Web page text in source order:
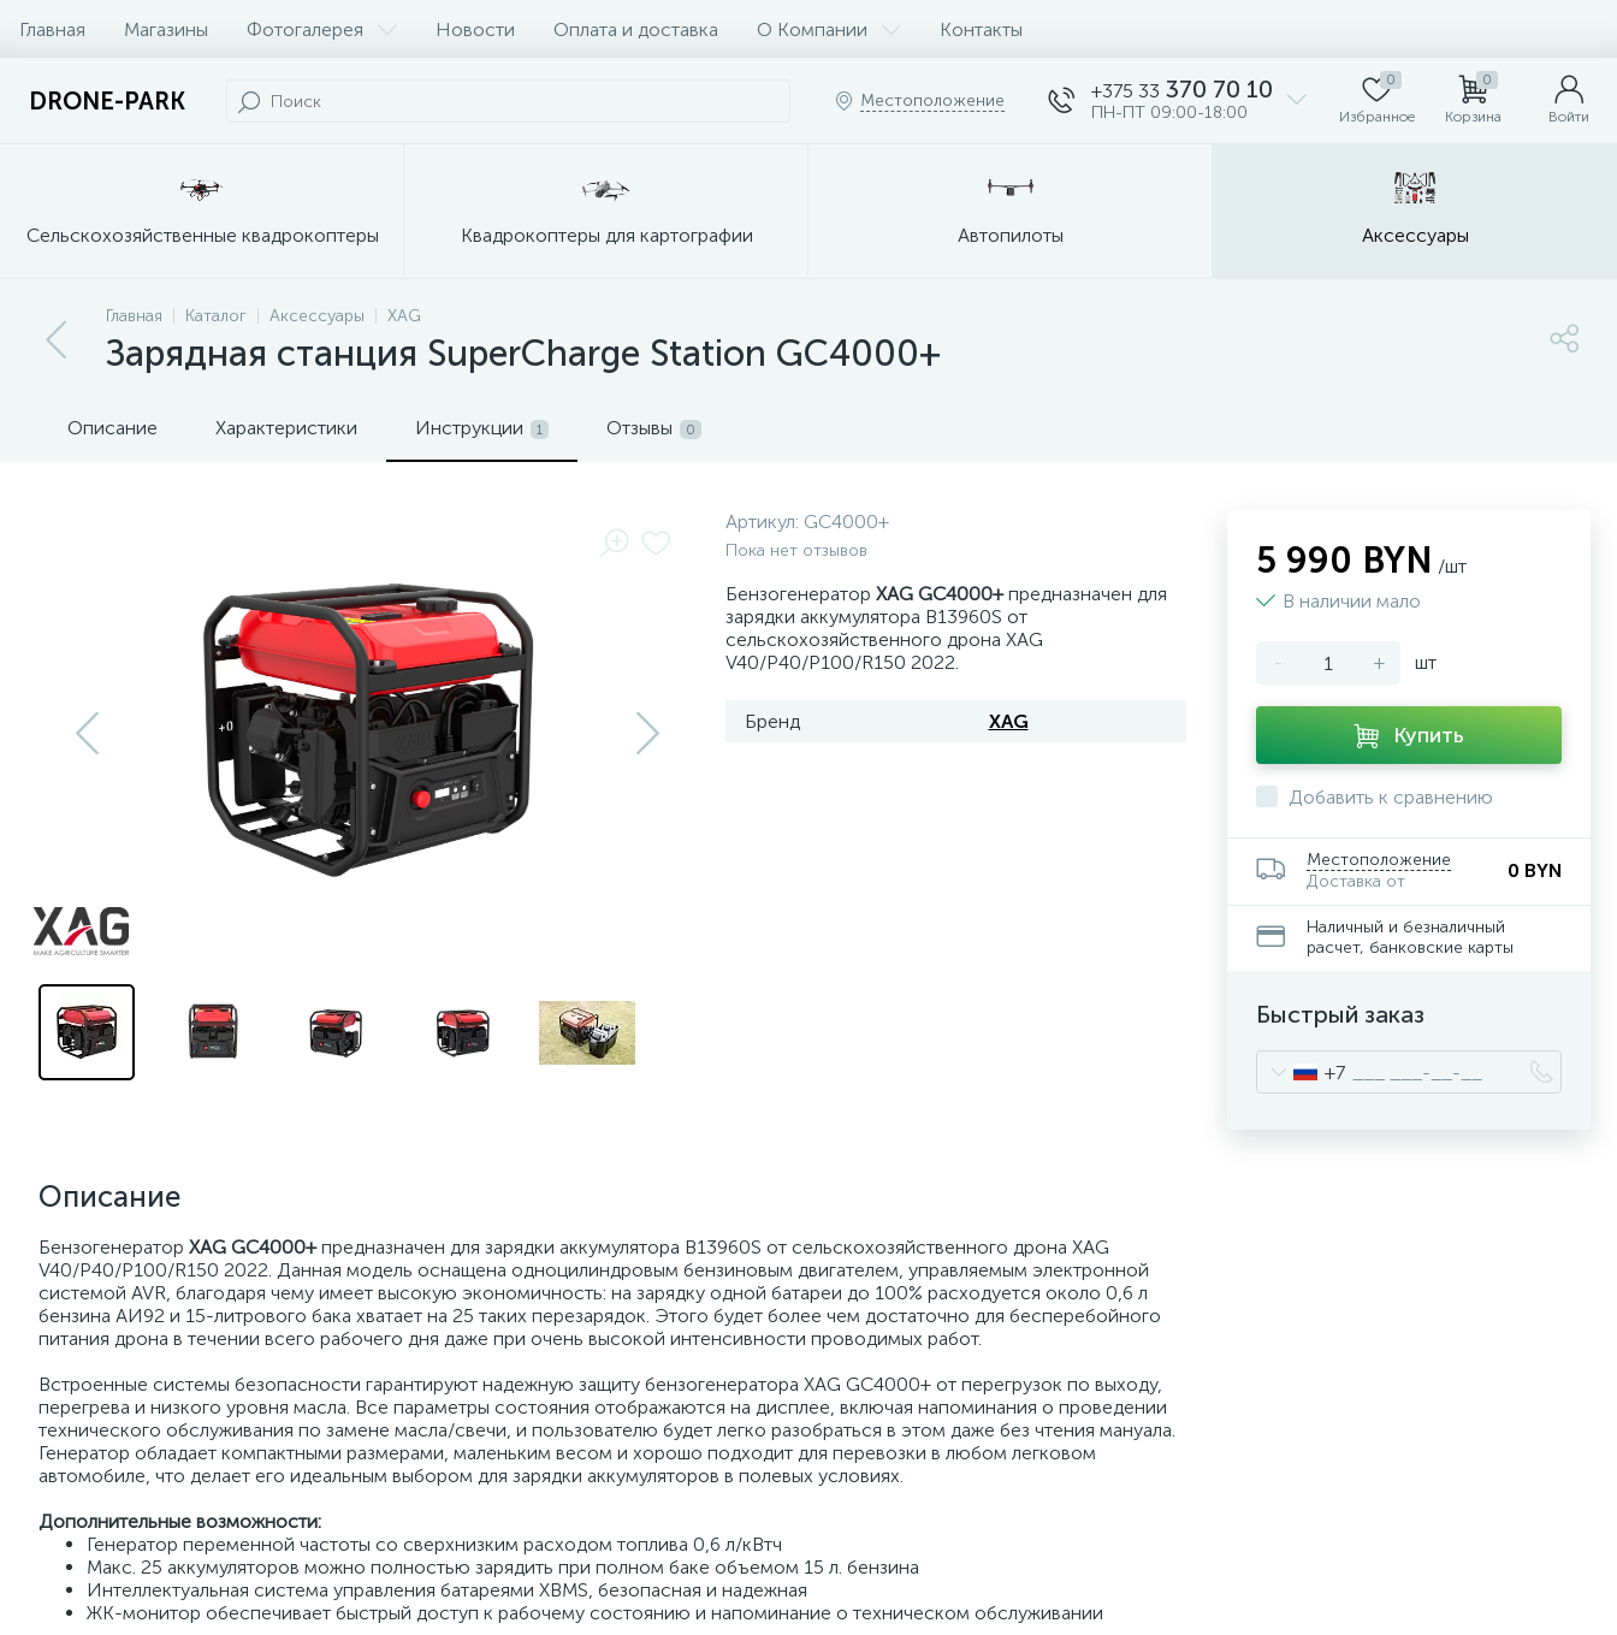
Главная Магазины Фотогалерея Новости Оплата и доставка О Компании Контакты
DRONE-PARK Местоположение +375 33 370 70 10
ПН-ПТ 09:00-18:00
0
Избранное
0
Корзина Войти
Сельскохозяйственные квадрокоптеры Квадрокоптеры для картографии Автопилоты Аксессуары
Главная Каталог Аксессуары XAG
Зарядная станция SuperCharge Station GC4000+
Описание Характеристики Инструкции 1 Отзывы 0
Артикул: GC4000+
Пока нет отзывов
Бензогенератор XAG GC4000+предназначен для
зарядки аккумулятора B13960S от
сельскохозяйственного дрона XAG
V40/P40/P100/R150 2022.
Бренд XAG
Описание
Бензогенератор XAG GC4000+предназначен для зарядки аккумулятора B13960S от сельскохозяйственного дрона XAG
V40/P40/P100/R150 2022. Данная модель оснащена одноцилиндровым бензиновым двигателем, управляемым электронной
системой AVR, благодаря чему имеет высокую экономичность: на зарядку одной батареи до 100% расходуется около 0,6 л
бензина АИ92 и 15-литрового бака хватает на 25 таких перезарядок. Этого будет более чем достаточно для бесперебойного
питания дрона в течении всего рабочего дня даже при очень высокой интенсивности проводимых работ.
Встроенные системы безопасности гарантируют надежную защиту бензогенератора XAG GC4000+ от перегрузок по выходу,
перегрева и низкого уровня масла. Все параметры состояния отображаются на дисплее, включая напоминания о проведении
технического обслуживания по замене масла/свечи, и пользователю будет легко разобраться в этом даже без чтения мануала.
Генератор обладает компактными размерами, маленьким весом и хорошо подходит для перевозки в любом легковом
автомобиле, что делает его идеальным выбором для зарядки аккумуляторов в полевых условиях.
Дополнительные возможности:
Генератор переменной частоты со сверхнизким расходом топлива 0,6 л/кВтч
Макс. 25 аккумуляторов можно полностью зарядить при полном баке объемом 15 л. бензина
Интеллектуальная система управления батареями XBMS, безопасная и надежная
ЖК-монитор обеспечивает быстрый доступ к рабочему состоянию и напоминание о техническом обслуживании
5 990 BYN /шт
В наличии мало
- + шт
Купить
Добавить к сравнению
Местоположение
Доставка от
0 BYN
Наличный и безналичный
расчет, банковские карты
Быстрый заказ
+7